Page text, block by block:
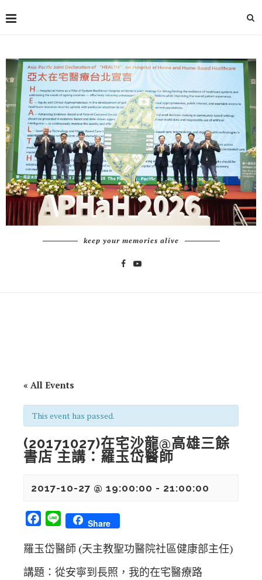
keep your memories alive
« All Events
This event has passed.
(20171027)在宅沙龍@高雄三餘
書店 主講：羅玉岱醫師
2017-10-27 @ 19:00:00 - 21:00:00
Facebook
Line Share
羅玉岱醫師 (天主教聖功醫院社區健康部主任)
講題：從安寧到長照，我的在宅醫療路